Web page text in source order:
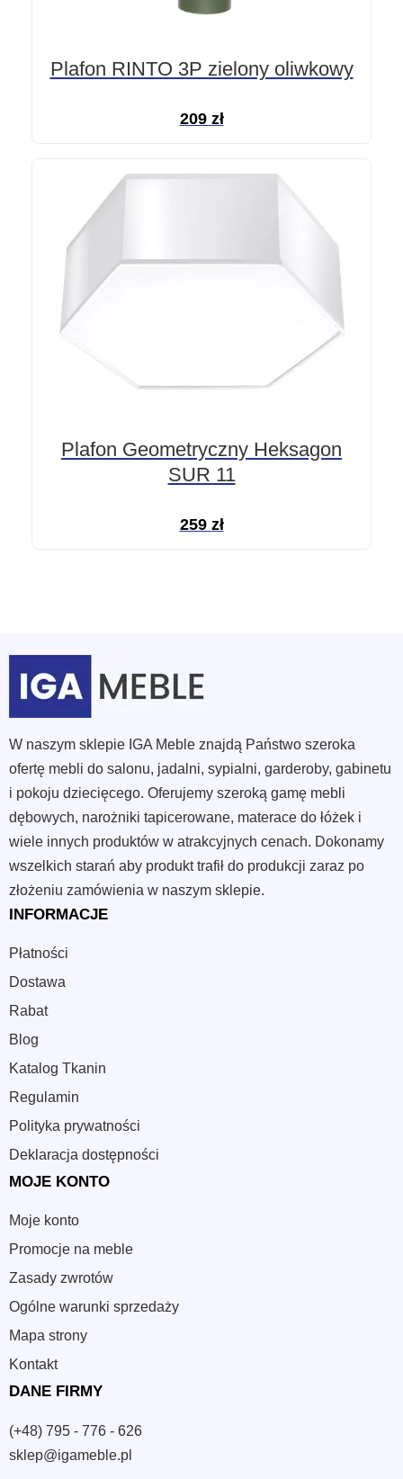
Plafon RINTO 3P zielony oliwkowy
209 zł
Plafon Geometryczny Heksagon
SUR 11
259 zł
W naszym sklepie IGA Meble znajdą Państwo szeroka
ofertę mebli do salonu, jadalni, sypialni, garderoby, gabinetu
i pokoju dziecięcego. Oferujemy szeroką gamę mebli
dębowych, narożniki tapicerowane, materace do łóżek i
wiele innych produktów w atrakcyjnych cenach. Dokonamy
wszelkich starań aby produkt trafił do produkcji zaraz po
złożeniu zamówienia w naszym sklepie.
INFORMACJE
Płatności
Dostawa
Rabat
Blog
Katalog Tkanin
Regulamin
Polityka prywatności
Deklaracja dostępności
MOJE KONTO
Moje konto
Promocje na meble
Zasady zwrotów
Ogólne warunki sprzedaży
Mapa strony
Kontakt
DANE FIRMY
(+48) 795 - 776 - 626
sklep@igameble.pl